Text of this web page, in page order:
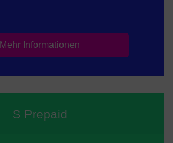
Mehr Informationen
S Prepaid